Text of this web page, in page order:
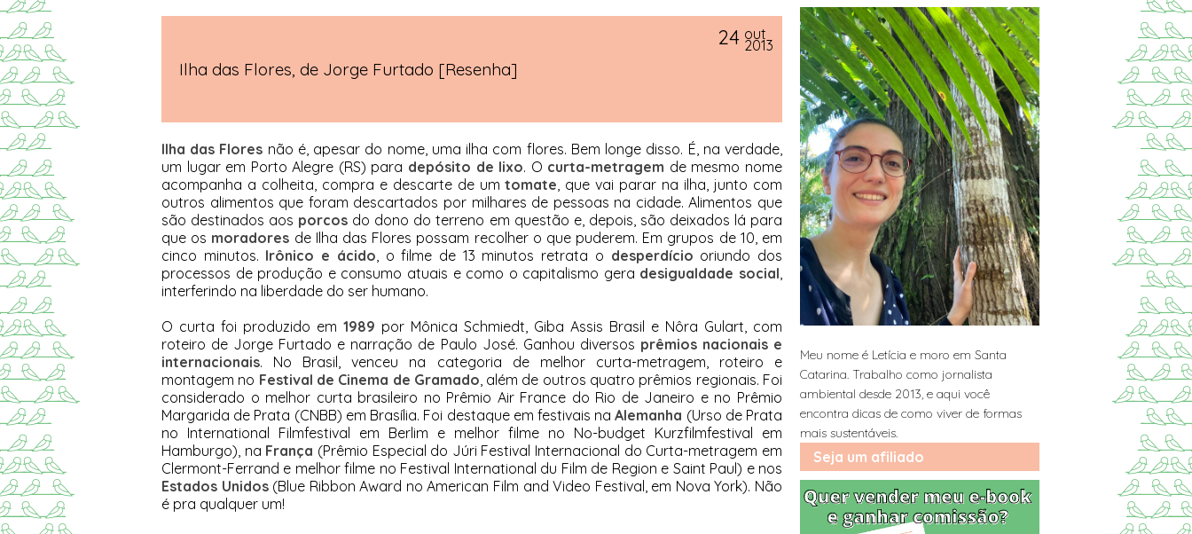
Ilha das Flores, de Jorge Furtado [Resenha]
24 out
2013
Ilha das Flores não é, apesar do nome, uma ilha com flores. Bem longe disso. É, na verdade,
um lugar em Porto Alegre (RS) para depósito de lixo. O curta-metragem de mesmo nome
acompanha a colheita, compra e descarte de umtomate, que vai parar na ilha, junto com
outros alimentos que foram descartados por milhares de pessoas na cidade. Alimentos que
são destinados aos porcos do dono do terreno em questão e, depois, são deixados lá para
que os moradores de Ilha das Flores possam recolher o que puderem. Em grupos de 10, em
cinco minutos. Irônico e ácido, o filme de 13 minutos retrata o desperdício oriundo dos
processos de produção e consumo atuais e como o capitalismo gera desigualdade social,
interferindo na liberdade do ser humano.
O curta foi produzido em 1989 por Mônica Schmiedt, Giba Assis Brasil e Nôra Gulart, com
roteiro de Jorge Furtado e narração de Paulo José. Ganhou diversos prêmios nacionais e
internacionais. No Brasil, venceu na categoria de melhor curta-metragem, roteiro e
montagem no Festival de Cinema de Gramado, além de outros quatro prêmios regionais. Foi
considerado o melhor curta brasileiro no Prêmio Air France do Rio de Janeiro e no Prêmio
Margarida de Prata (CNBB) em Brasília. Foi destaque em festivais naAlemanha (Urso de Prata
no International Filmfestival em Berlim e melhor filme no No-budget Kurzfilmfestival em
Hamburgo), na França (Prêmio Especial do Júri Festival Internacional do Curta-metragem em
Clermont-Ferrand e melhor filme no Festival International du Film de Region e Saint Paul) e nos
Estados Unidos (Blue Ribbon Award no American Film and Video Festival, em Nova York). Não
é pra qualquer um!
Meu nome é Letícia e moro em Santa
Catarina. Trabalho como jornalista
ambiental desde 2013, e aqui você
encontra dicas de como viver de formas
mais sustentáveis.
Seja um afiliado